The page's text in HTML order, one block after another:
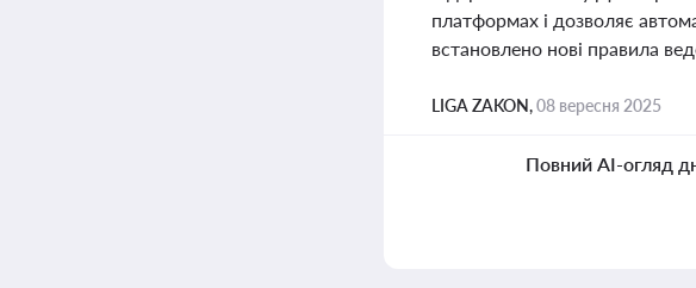
платформах і дозволяє
встановлено нові правила
LIGA ZAKON,08 вересня 2025
Повний AI-огляд